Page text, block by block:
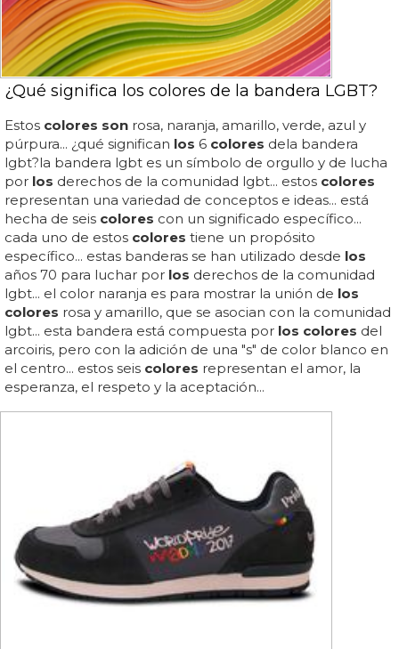
¿Qué significa los colores de la bandera LGBT?
Estos colores son rosa, naranja, amarillo, verde, azul y
púrpura... ¿qué significan los 6 colores dela bandera
lgbt?la bandera lgbt es un símbolo de orgullo y de lucha
por los derechos de la comunidad lgbt... estos colores
representan una variedad de conceptos e ideas... está
hecha de seis colores con un significado específico...
cada uno de estos colores tiene un propósito
específico... estas banderas se han utilizado desde los
años 70 para luchar por los derechos de la comunidad
lgbt... el color naranja es para mostrar la unión de los
colores rosa y amarillo, que se asocian con la comunidad
lgbt... esta bandera está compuesta por los colores del
arcoiris, pero con la adición de una "s" de color blanco en
el centro... estos seis colores representan el amor, la
esperanza, el respeto y la aceptación...